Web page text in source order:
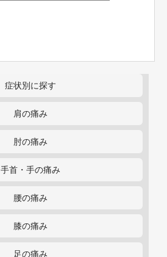
症状別に探す
肩の痛み
肘の痛み
手首・手の痛み
腰の痛み
膝の痛み
足の痛み